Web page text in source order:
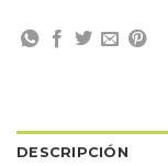
DESCRIPCIÓN